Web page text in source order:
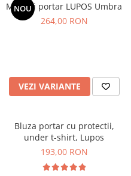
NOU
Mănuși portar LUPOS Umbra
264,00 RON
VEZI VARIANTE
Bluza portar cu protectii,
under t-shirt, Lupos
193,00 RON